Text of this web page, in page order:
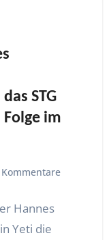
STG
im
Hannes
Yeti die